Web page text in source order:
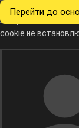
Перейти до
з
Ми хочемо збирати
Analytics. Доки ви
cookie не